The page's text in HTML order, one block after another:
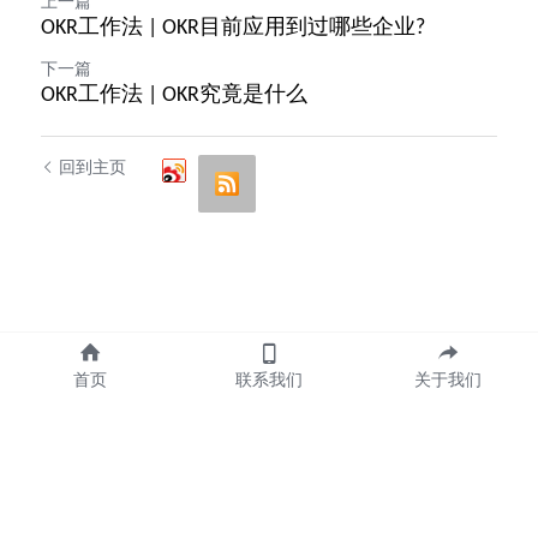
OKR工作法 | OKR目前应用到过哪些企业?
下一篇
OKR工作法 | OKR究竟是什么
回到主页
首页 联系我们 关于我们